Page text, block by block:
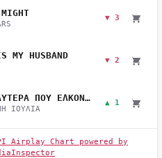
▼ 3
MY HUSBAND ▼ 2
ΣΤΑ ΚΑΛΥΤΕΡΑ ΠΟΥ ΕΛΚΟΝΤΑΙ
ΙΟΥΛΙΑ
▲ 1
Airplay Chart powered by